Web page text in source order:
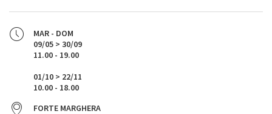
MAR - DOM
09/05 > 30/09
11.00 - 19.00
01/10 > 22/11
10.00 - 18.00
FORTE MARGHERA